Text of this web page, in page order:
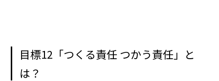
目標12「つくる責任 つかう責任」と
は？